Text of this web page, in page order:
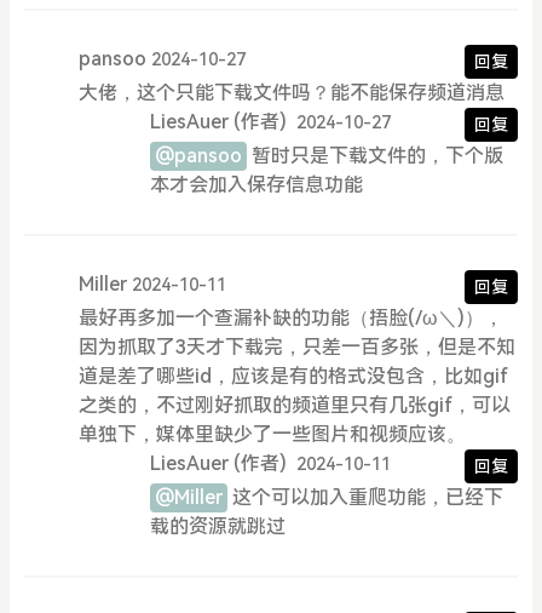
pansoo 2024-10-27 回复
大佬，这个只能下载文件吗？能不能保存频道消息
LiesAuer (作者) 2024-10-27 回复
@pansoo 暂时只是下载文件的，下个版
本才会加入保存信息功能
Miller 2024-10-11 回复
最好再多加一个查漏补缺的功能（捂脸(/ω＼)），
因为抓取了3天才下载完，只差一百多张，但是不知
道是差了哪些id，应该是有的格式没包含，比如gif
之类的，不过刚好抓取的频道里只有几张gif，可以
单独下，媒体里缺少了一些图片和视频应该。
LiesAuer (作者) 2024-10-11 回复
@Miller 这个可以加入重爬功能，已经下
载的资源就跳过